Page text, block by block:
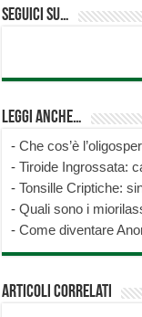
Seguici su…
Leggi anche…
-Che cos’è
-Tiroide Ingrossata:
-Tonsille Criptiche:
-Quali sono i
-Come diventare
Articoli correlati